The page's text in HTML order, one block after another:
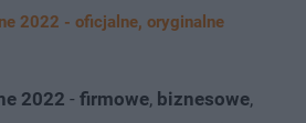
2022 - oficjalne, oryginalne
2022 - firmowe, biznesowe,